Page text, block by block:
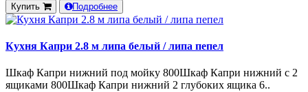
Купить Подробнее
Кухня Капри 2.8 м липа белый / липа пепел
Шкаф Капри нижний под мойку 800Шкаф Капри нижний с 2
ящиками 800Шкаф Капри нижний 2 глубоких ящика 6..